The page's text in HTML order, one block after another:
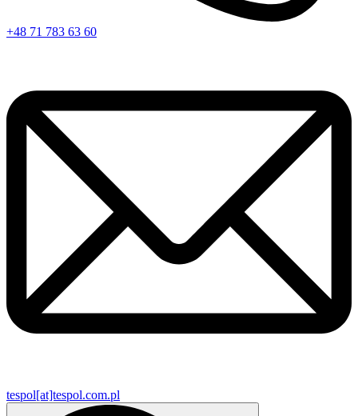
+48 71 783 63 60
tespol[at]tespol.com.pl
Search